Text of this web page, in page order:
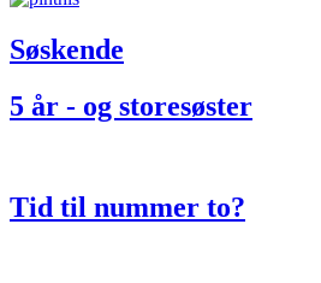
Søskende
5 år - og storesøster
Tid til nummer to?